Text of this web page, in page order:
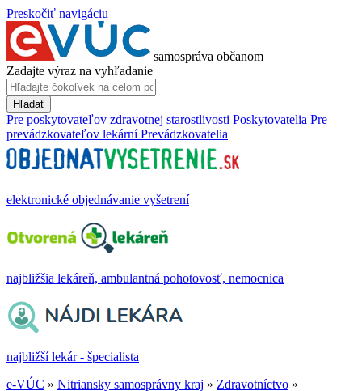
Preskočiť navigáciu
samospráva občanom
Zadajte výraz na vyhľadanie
Hľadať
Pre poskytovateľov zdravotnej starostlivosti Poskytovatelia Pre
prevádzkovateľov lekární Prevádzkovatelia
elektronické objednávanie vyšetrení
najbližšia lekáreň, ambulantná pohotovosť, nemocnica
najbližší lekár - špecialista
e-VÚC » Nitriansky samosprávny kraj » Zdravotníctvo »